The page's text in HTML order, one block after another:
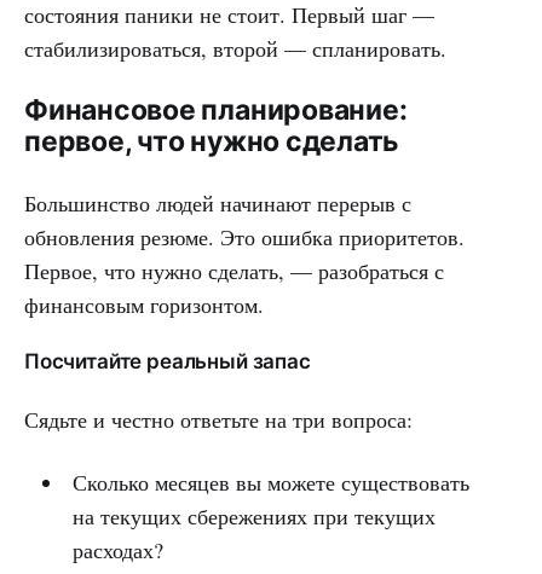
состояния паники не стоит. Первый шаг —
стабилизироваться, второй — спланировать.
Финансовое планирование:
первое, что нужно сделать
Большинство людей начинают перерыв с
обновления резюме. Это ошибка приоритетов.
Первое, что нужно сделать, — разобраться с
финансовым горизонтом.
Посчитайте реальный запас
Сядьте и честно ответьте на три вопроса:
Сколько месяцев вы можете существовать
на текущих сбережениях при текущих
расходах?